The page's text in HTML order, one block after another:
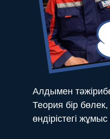
Алдымен
Теория бір
өндірістегі